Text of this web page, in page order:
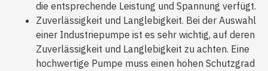
die entsprechende Leistung und Spannung verfügt.
Zuverlässigkeit und Langlebigkeit. Bei der Auswahl
einer Industriepumpe ist es sehr wichtig, auf deren
Zuverlässigkeit und Langlebigkeit zu achten. Eine
hochwertige Pumpe muss einen hohen Schutzgrad